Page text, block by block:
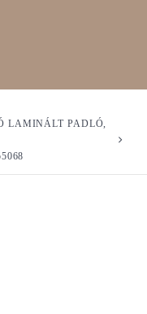
LAMINÁLT PADLÓ,